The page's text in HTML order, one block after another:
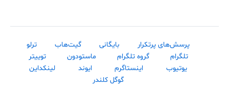
پرسش‌های پرتکرار بایگانی گیت‌هاب
ترلو
تلگرام
گروه تلگرام ماستودون
توییتر
یوتیوب
اینستاگرم ایوند
لینکداین
گوگل کلندر